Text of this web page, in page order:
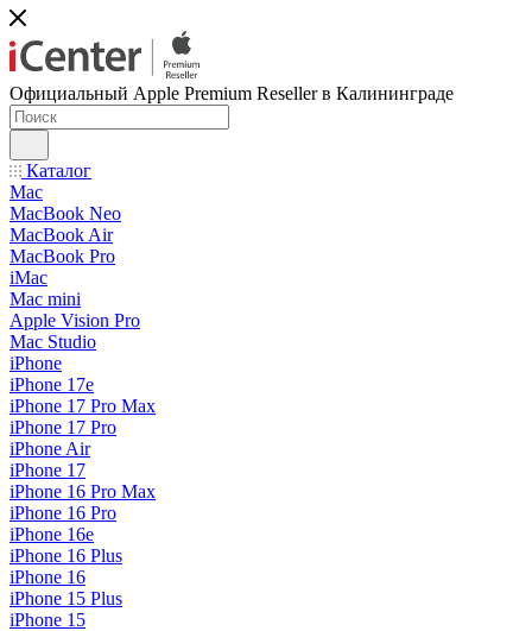
Официальный Apple Premium Reseller в Калининграде
Каталог
Mac
MacBook Neo
MacBook Air
MacBook Pro
iMac
Mac mini
Apple Vision Pro
Mac Studio
iPhone
iPhone 17e
iPhone 17 Pro Max
iPhone 17 Pro
iPhone Air
iPhone 17
iPhone 16 Pro Max
iPhone 16 Pro
iPhone 16e
iPhone 16 Plus
iPhone 16
iPhone 15 Plus
iPhone 15